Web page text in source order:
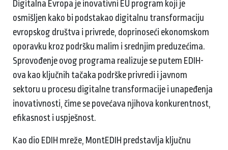
Digitalna Evropa je inovativni EU program koji je
osmišljen kako bi podstakao digitalnu transformaciju
evropskog društva i privrede, doprinoseći ekonomskom
oporavku kroz podršku malim i srednjim preduzećima.
Sprovođenje ovog programa realizuje se putem EDIH-
ova kao ključnih tačaka podrške privredi i javnom
sektoru u procesu digitalne transformacije i unapeđenja
inovativnosti, čime se povećava njihova konkurentnost,
efikasnost i uspješnost.
Kao dio EDIH mreže, MontEDIH predstavlja ključnu